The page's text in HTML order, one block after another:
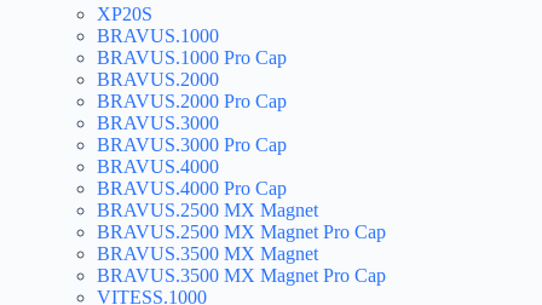
XP20S
BRAVUS.1000
BRAVUS.1000 Pro Cap
BRAVUS.2000
BRAVUS.2000 Pro Cap
BRAVUS.3000
BRAVUS.3000 Pro Cap
BRAVUS.4000
BRAVUS.4000 Pro Cap
BRAVUS.2500 MX Magnet
BRAVUS.2500 MX Magnet Pro Cap
BRAVUS.3500 MX Magnet
BRAVUS.3500 MX Magnet Pro Cap
VITESS.1000